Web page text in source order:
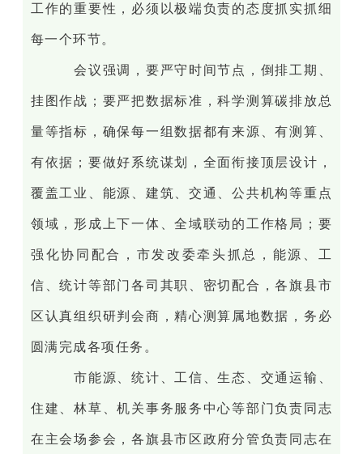
工作的重要性，必须以极端负责的态度抓实抓细
每一个环节。
会议强调，要严守时间节点，倒排工期、
挂图作战；要严把数据标准，科学测算碳排放总
量等指标，确保每一组数据都有来源、有测算、
有依据；要做好系统谋划，全面衔接顶层设计，
覆盖工业、能源、建筑、交通、公共机构等重点
领域，形成上下一体、全域联动的工作格局；要
强化协同配合，市发改委牵头抓总，能源、工
信、统计等部门各司其职、密切配合，各旗县市
区认真组织研判会商，精心测算属地数据，务必
圆满完成各项任务。
市能源、统计、工信、生态、交通运输、
住建、林草、机关事务服务中心等部门负责同志
在主会场参会，各旗县市区政府分管负责同志在